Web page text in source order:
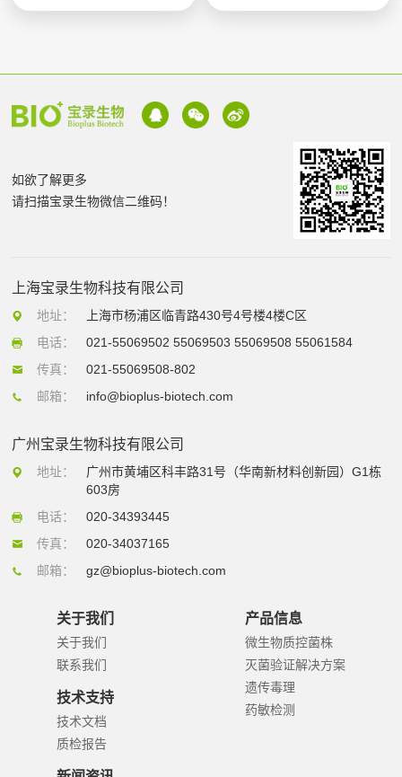
如欲了解更多
请扫描宝录生物微信二维码！
上海宝录生物科技有限公司
地址：
上海市杨浦区临青路430号4号楼4楼C区
电话：
021-55069502 55069503 55069508 55061584
传真：
021-55069508-802
邮箱：
info@bioplus-biotech.com
广州宝录生物科技有限公司
地址：
广州市黄埔区科丰路31号（华南新材料创新园）G1栋
603房
电话：
020-34393445
传真：
020-34037165
邮箱：
gz@bioplus-biotech.com
关于我们
关于我们
联系我们
技术支持
技术文档
质检报告
产品信息
微生物质控菌株
灭菌验证解决方案
遗传毒理
药敏检测